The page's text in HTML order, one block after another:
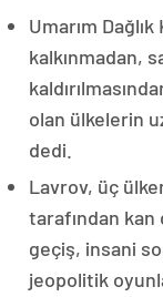
Umarım
kalkınmadan,
olan ülkelerin
dedi.
Lavrov, üç
tarafından kan
geçiş, insani
jeopolitik